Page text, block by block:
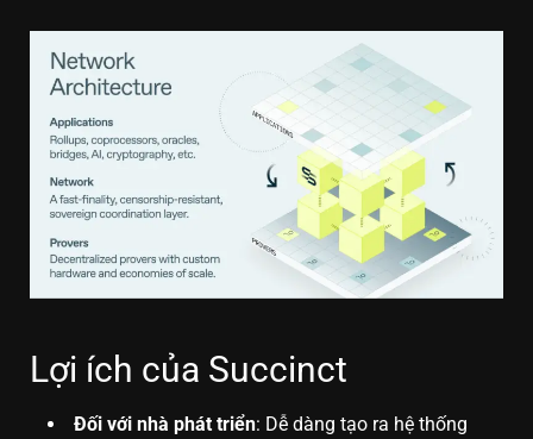
Lợi ích của Succinct
Đối với nhà phát triển: Dễ dàng tạo ra hệ thống